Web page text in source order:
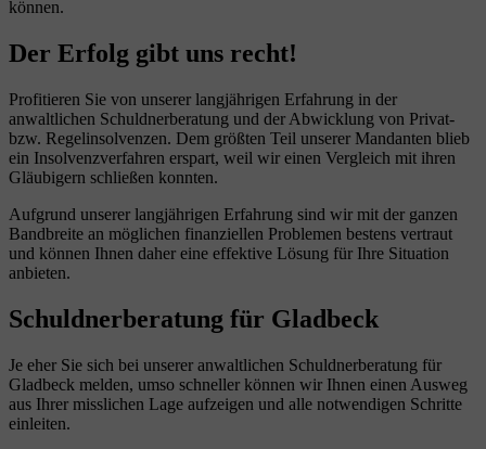
können.
Der Erfolg gibt uns recht!
Profitieren Sie von unserer langjährigen Erfahrung in der
anwaltlichen Schuldnerberatung und der Abwicklung von Privat-
bzw. Regelinsolvenzen. Dem größten Teil unserer Mandanten blieb
ein Insolvenzverfahren erspart, weil wir einen Vergleich mit ihren
Gläubigern schließen konnten.
Aufgrund unserer langjährigen Erfahrung sind wir mit der ganzen
Bandbreite an möglichen finanziellen Problemen bestens vertraut
und können Ihnen daher eine effektive Lösung für Ihre Situation
anbieten.
Schuldnerberatung für Gladbeck
Je eher Sie sich bei unserer anwaltlichen Schuldnerberatung für
Gladbeck melden, umso schneller können wir Ihnen einen Ausweg
aus Ihrer misslichen Lage aufzeigen und alle notwendigen Schritte
einleiten.